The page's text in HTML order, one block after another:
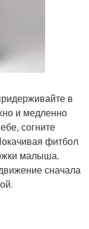
в
и медленно
согните
фитбол
малыша.
сначала